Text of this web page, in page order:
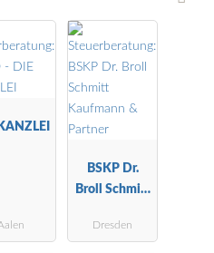
BSKP Dr.
Broll Schmitt
Partner
Dresden